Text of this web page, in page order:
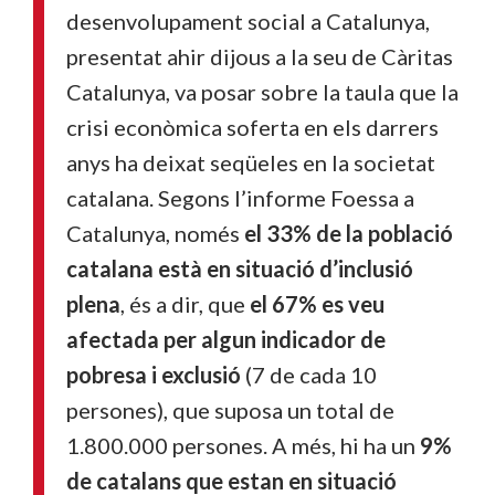
desenvolupament social a Catalunya,
presentat ahir dijous a la seu de Càritas
Catalunya, va posar sobre la taula que la
crisi econòmica soferta en els darrers
anys ha deixat seqüeles en la societat
catalana. Segons l’informe Foessa a
Catalunya, només el 33% de la població
catalana està en situació d’inclusió
plena, és a dir, que el 67% es veu
afectada per algun indicador de
pobresa i exclusió (7 de cada 10
persones), que suposa un total de
1.800.000 persones. A més, hi ha un 9%
de catalans que estan en situació